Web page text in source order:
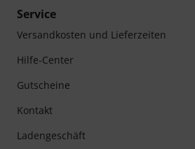
Service
Versandkosten und Lieferzeiten
Hilfe-Center
Gutscheine
Kontakt
Ladengeschäft